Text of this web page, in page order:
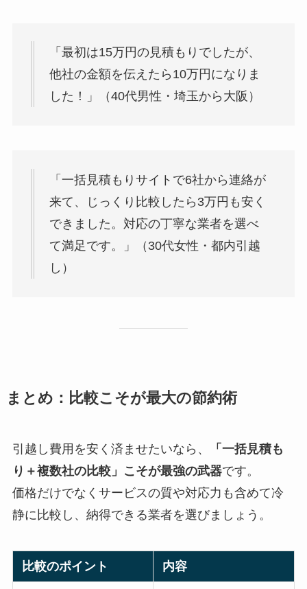
「最初は15万円の見積もりでしたが、
他社の金額を伝えたら10万円になりま
した！」（40代男性・埼玉から大阪）
「一括見積もりサイトで6社から連絡が
来て、じっくり比較したら3万円も安く
できました。対応の丁寧な業者を選べ
て満足です。」（30代女性・都内引越
し）
まとめ：比較こそが最大の節約術
引越し費用を安く済ませたいなら、
「一括見積も
り＋複数社の比較」こそが最強の武器です。
価格だけでなくサービスの質や対応力も含めて冷
静に比較し、納得できる業者を選びましょう。
比較のポイント 内容